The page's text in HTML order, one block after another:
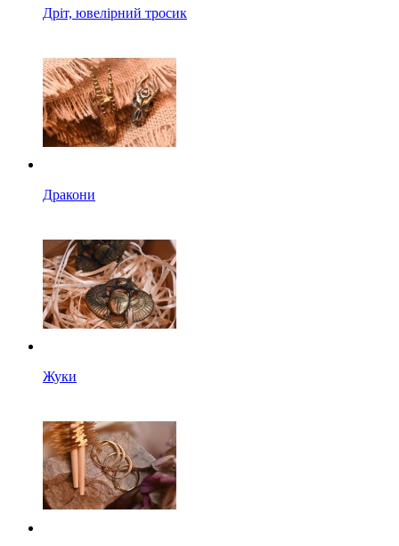
Дріт, ювелірний тросик
Дракони
Жуки